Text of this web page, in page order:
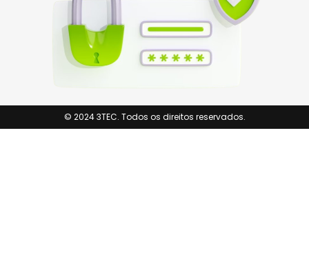
© 2024 3TEC. Todos os direitos reservados.